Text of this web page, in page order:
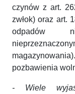
czynów z art.
zwłok) oraz art.
odpadów
pozbawienia
- Wiele